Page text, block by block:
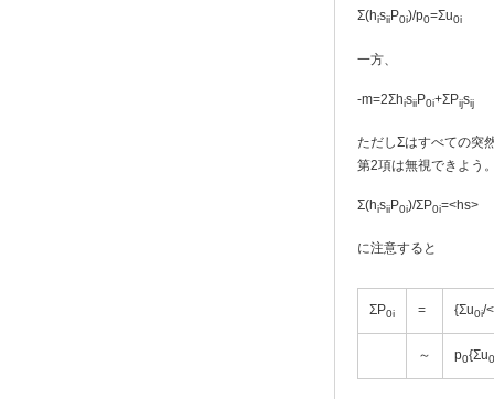
Σ(hisiiP0i)/p0=Σu0i
一方、
-m=2ΣhisiiP0i+ΣPijsij
ただしΣはすべての突
第2項は無視できよう
Σ(hisiiP0i)/ΣP0i=<hs>
に注意すると
ΣP0i = {Σu0i/
～ p0{Σu